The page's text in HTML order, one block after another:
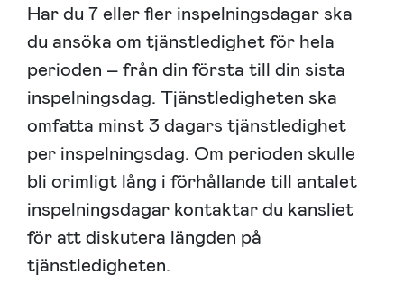
Har du 7 eller fler inspelningsdagar ska
du ansöka om tjänstledighet för hela
perioden – från din första till din sista
inspelningsdag. Tjänstledigheten ska
omfatta minst 3 dagars tjänstledighet
per inspelningsdag. Om perioden skulle
bli orimligt lång i förhållande till antalet
inspelningsdagar kontaktar du kansliet
för att diskutera längden på
tjänstledigheten.